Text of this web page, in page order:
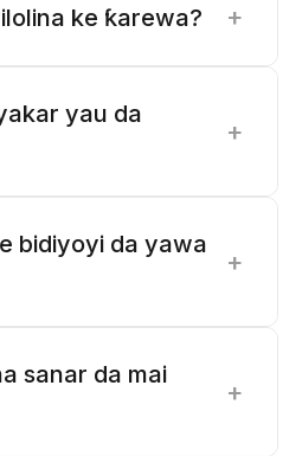
ke ƙarewa? +
yau da
+
bidiyoyi da yawa
+
sanar da mai
+